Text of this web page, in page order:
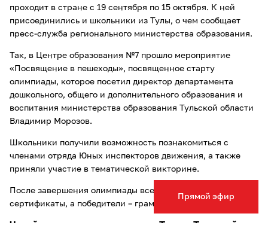
Прямой эфир
проходит в стране с 19 сентября по 15 октября. К ней
присоединились и школьники из Тулы, о чем сообщает
пресс-служба регионального министерства образования.
Так, в Центре образования №7 прошло мероприятие
«Посвящение в пешеходы», посвященное старту
олимпиады, которое посетил директор департамента
дошкольного, общего и дополнительного образования и
воспитания министерства образования Тульской области
Владимир Морозов.
Школьники получили возможность познакомиться с
членами отряда Юных инспекторов движения, а также
приняли участие в тематической викторине.
После завершения олимпиады все участники получат
сертификаты, а победители – грамоты и дипломы.
Читайте также другие новости Тулы и Тульской